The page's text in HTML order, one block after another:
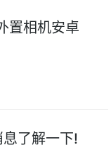
置相机安卓
了解一下!